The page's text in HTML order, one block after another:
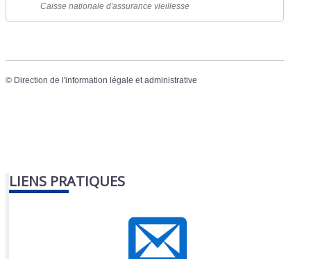
Caisse nationale d'assurance vieillesse
© Direction de l'information légale et administrative
LIENS PRATIQUES